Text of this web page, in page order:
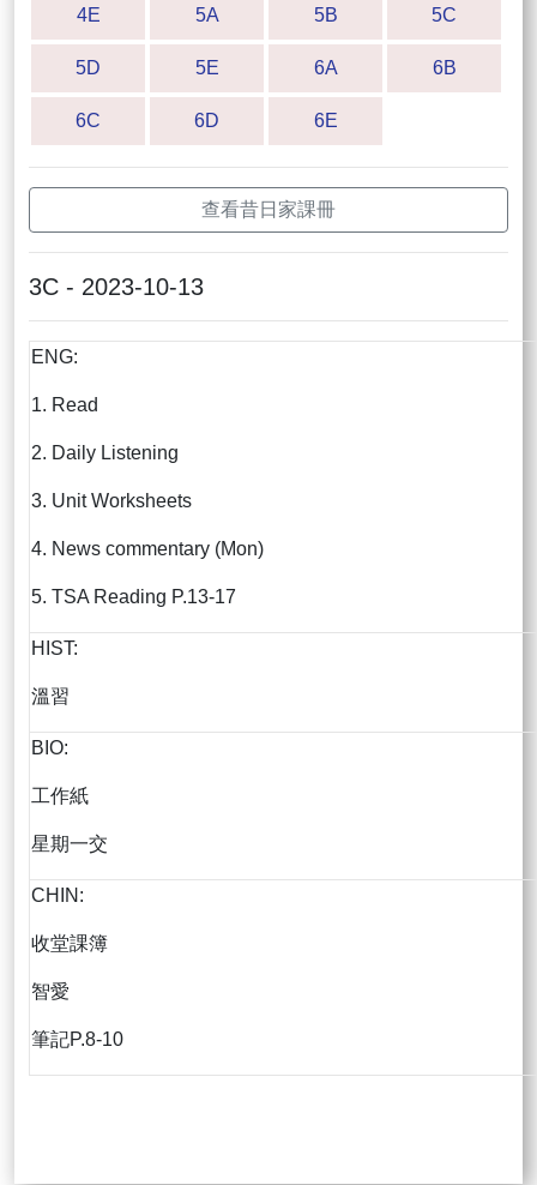
4E 5A 5B 5C
5D 5E 6A 6B
6C 6D 6E
查看昔日家課冊
3C - 2023-10-13
ENG:
1. Read
2. Daily Listening
3. Unit Worksheets
4. News commentary (Mon)
5. TSA Reading P.13-17
HIST:
溫習
BIO:
工作紙
星期一交
CHIN:
收堂課簿
智愛
筆記P.8-10